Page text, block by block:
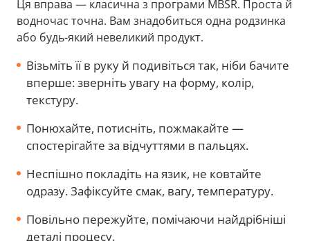
Ця вправа — класична з програми MBSR. Проста й
водночас точна. Вам знадобиться одна родзинка
або будь-який невеликий продукт.
Візьміть її в руку й подивіться так, ніби бачите
вперше: зверніть увагу на форму, колір,
текстуру.
Понюхайте, потисніть, пожмакайте —
спостерігайте за відчуттями в пальцях.
Неспішно покладіть на язик, не ковтайте
одразу. Зафіксуйте смак, вагу, температуру.
Повільно пережуйте, помічаючи найдрібніші
деталі процесу.